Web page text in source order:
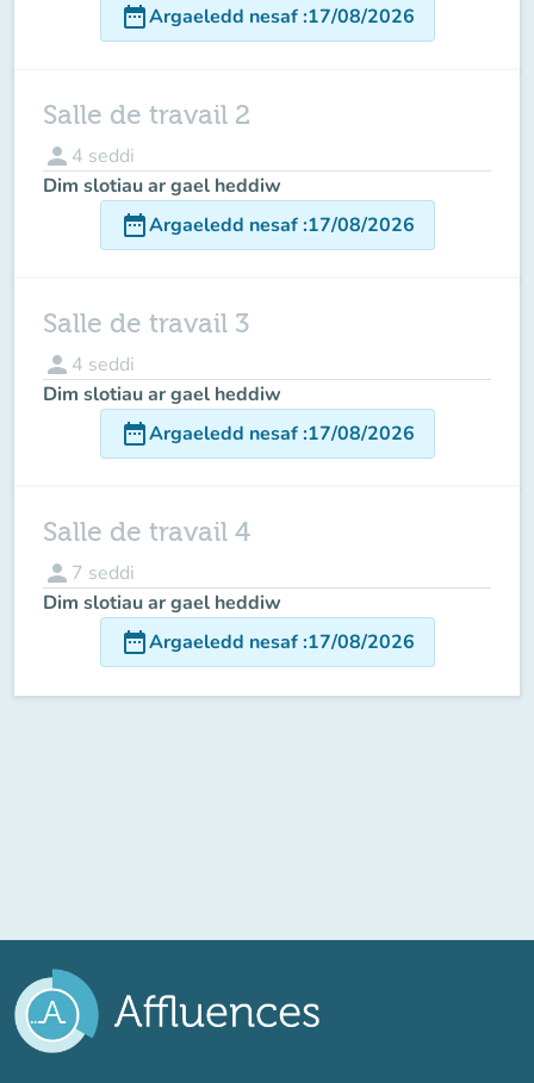
date_rangeArgaeledd nesaf:17/08/2026
Salle de travail 2
person 4 seddi
Dim slotiau ar gael heddiw
date_rangeArgaeledd nesaf:17/08/2026
Salle de travail 3
person 4 seddi
Dim slotiau ar gael heddiw
date_rangeArgaeledd nesaf:17/08/2026
Salle de travail 4
person 7 seddi
Dim slotiau ar gael heddiw
date_rangeArgaeledd nesaf:17/08/2026